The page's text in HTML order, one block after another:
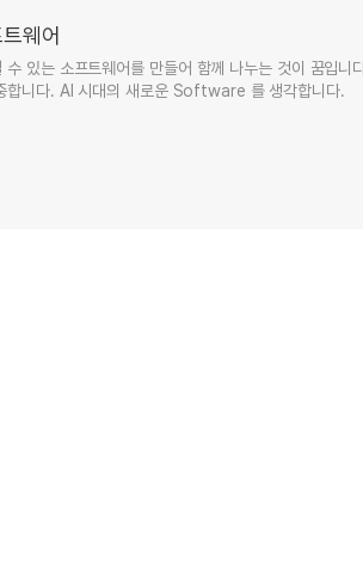
웨어
있는 소프트웨어를 만들어 함께 나누는 것이 꿈입니
합니다. AI 시대의 새로운 Software 를 생각합니다.